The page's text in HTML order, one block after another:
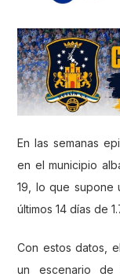
En las semanas
en el municipio
19, lo que supone
últimos 14 días de
Con estos datos,
un escenario de